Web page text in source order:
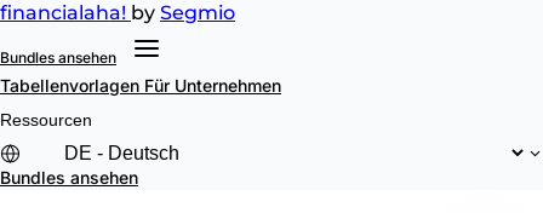
financialaha! by Segmio
Bundles ansehen
Tabellenvorlagen Für Unternehmen
Ressourcen
Bundles ansehen